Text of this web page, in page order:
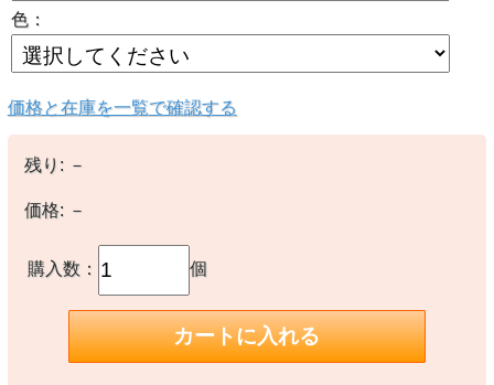
色：
価格と在庫を一覧で確認する
残り: －
価格:－
購入数： 個